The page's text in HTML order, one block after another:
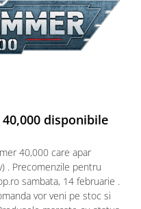
disponibile
40,000 care apar
. Precomenzile pentru
sambata, 14 februarie .
vor veni pe stoc si